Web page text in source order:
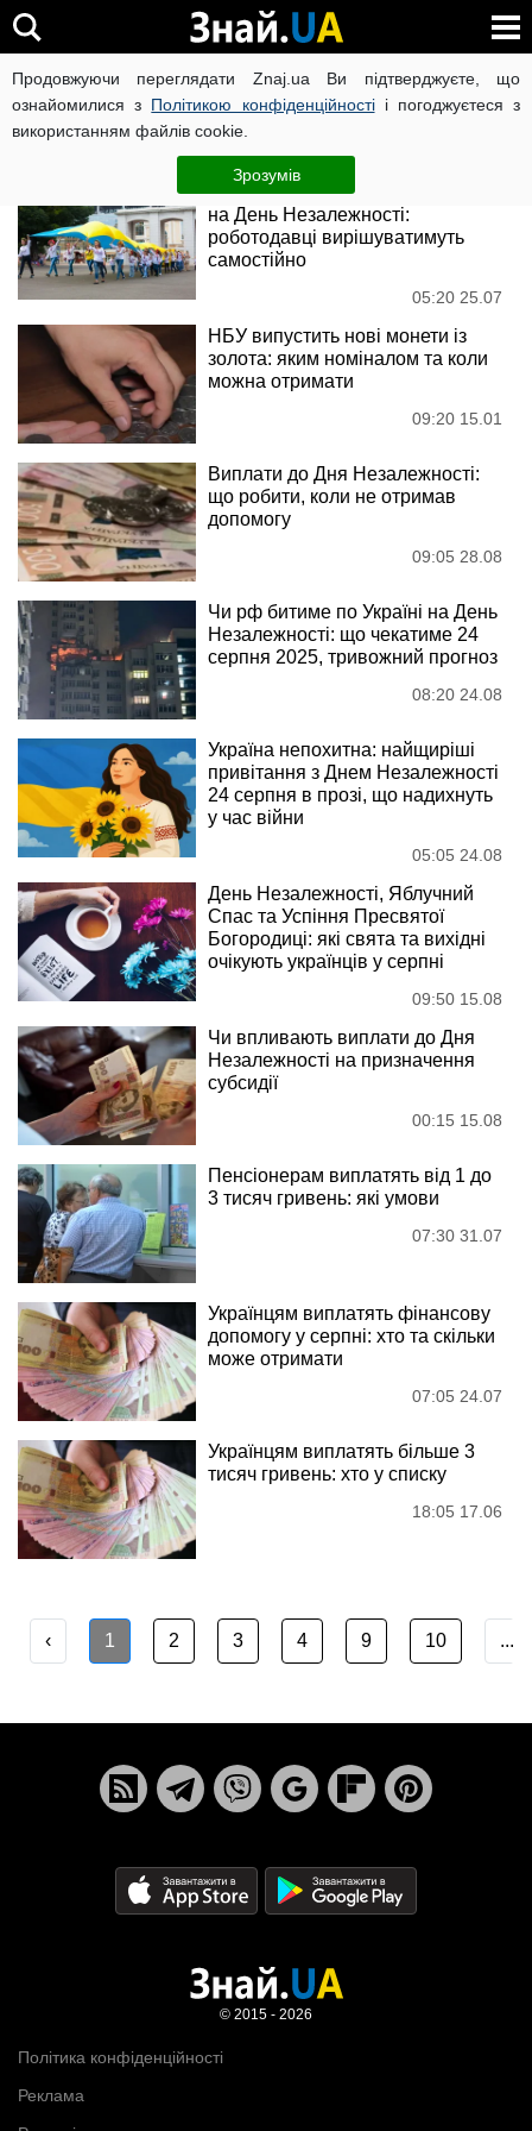
Продовжуючи переглядати Znaj.ua Ви підтверджуєте, що
ознайомилися з Політикою конфіденційностіі погоджуєтеся з
використанням файлів cookie.
Зрозумів
День Незалежності
Новини
Українців позбавлять вихідного
на День Незалежності:
роботодавці вирішуватимуть
самостійно
05:20 25.07
НБУ випустить нові монети із
золота: яким номіналом та коли
можна отримати
09:20 15.01
Виплати до Дня Незалежності:
що робити, коли не отримав
допомогу
09:05 28.08
Чи рф битиме по Україні на День
Незалежності: що чекатиме 24
серпня 2025, тривожний прогноз
08:20 24.08
Україна непохитна: найщиріші
привітання з Днем Незалежності
24 серпня в прозі, що надихнуть
у час війни
05:05 24.08
День Незалежності, Яблучний
Спас та Успіння Пресвятої
Богородиці: які свята та вихідні
очікують українців у серпні
09:50 15.08
Чи впливають виплати до Дня
Незалежності на призначення
субсидії
00:15 15.08
Пенсіонерам виплатять від 1 до
3 тисяч гривень: які умови
07:30 31.07
Українцям виплатять фінансову
допомогу у серпні: хто та скільки
може отримати
07:05 24.07
Українцям виплатять більше 3
тисяч гривень: хто у списку
18:05 17.06
‹ 1 2 3 4 9 10 ...
Політика конфіденційності
Реклама
© 2015 - 2026